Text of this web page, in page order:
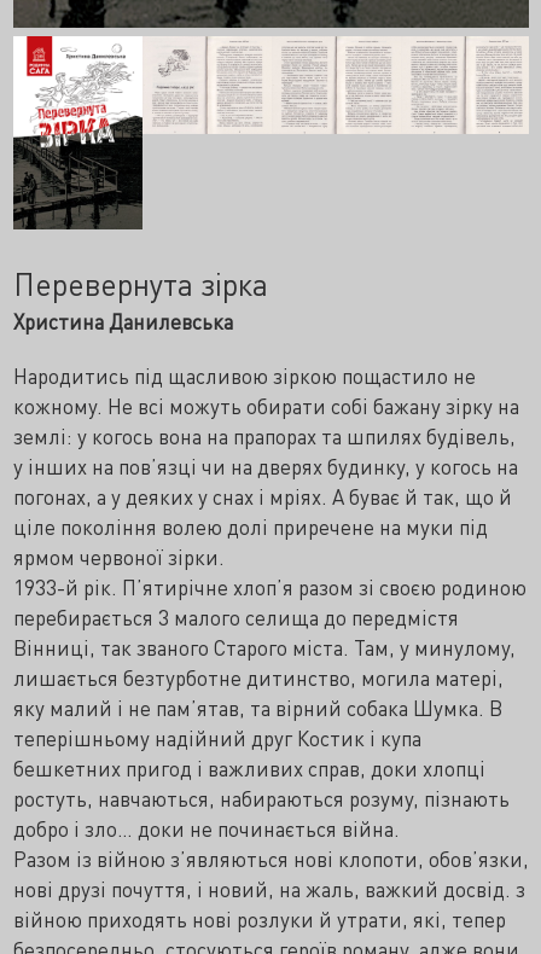
Перевернута зірка
Христина Данилевська
Народитись під щасливою зіркою пощастило не
кожному. Не всі можуть обирати собі бажану зірку на
землі: у когось вона на прапорах та шпилях будівель,
у інших на пов’язці чи на дверях будинку, у когось на
погонах, а у деяких у снах і мріях. А буває й так, що й
ціле покоління волею долі приречене на муки під
ярмом червоної зірки.
1933-й рік. П’ятирічне хлоп’я разом зі своєю родиною
перебирається 3 малого селища до передмістя
Вінниці, так званого Старого міста. Там, у минулому,
лишається безтурботне дитинство, могила матері,
яку малий і не пам’ятав, та вірний собака Шумка. В
теперішньому надійний друг Костик і купа
бешкетних пригод і важливих справ, доки хлопці
ростуть, навчаються, набираються розуму, пізнають
добро і зло… доки не починається війна.
Разом із війною з’являються нові клопоти, обов’язки,
нові друзі почуття, і новий, на жаль, важкий досвід. з
війною приходять нові розлуки й утрати, які, тепер